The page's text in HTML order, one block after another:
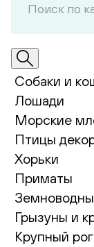
Собаки и
Лошади
Морские
Птицы
Хорьки
Приматы
Грызуны и
Крупный